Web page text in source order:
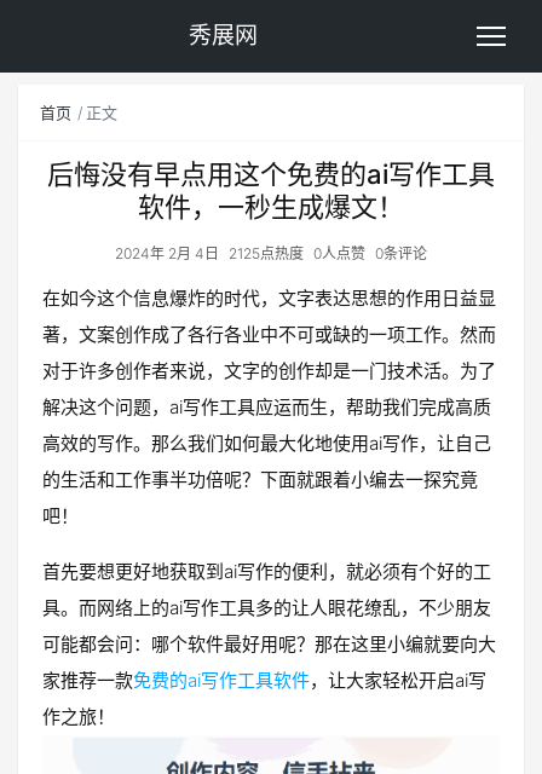
秀展网
首页 正文
后悔没有早点用这个免费的ai写作工具
软件，一秒生成爆文！
2024年 2月 4日 2125点热度 0人点赞 0条评论
在如今这个信息爆炸的时代，文字表达思想的作用日益显
著，文案创作成了各行各业中不可或缺的一项工作。然而
对于许多创作者来说，文字的创作却是一门技术活。为了
解决这个问题，ai写作工具应运而生，帮助我们完成高质
高效的写作。那么我们如何最大化地使用ai写作，让自己
的生活和工作事半功倍呢？下面就跟着小编去一探究竟
吧！
首先要想更好地获取到ai写作的便利，就必须有个好的工
具。而网络上的ai写作工具多的让人眼花缭乱，不少朋友
可能都会问：哪个软件最好用呢？那在这里小编就要向大
家推荐一款免费的ai写作工具软件，让大家轻松开启ai写
作之旅！